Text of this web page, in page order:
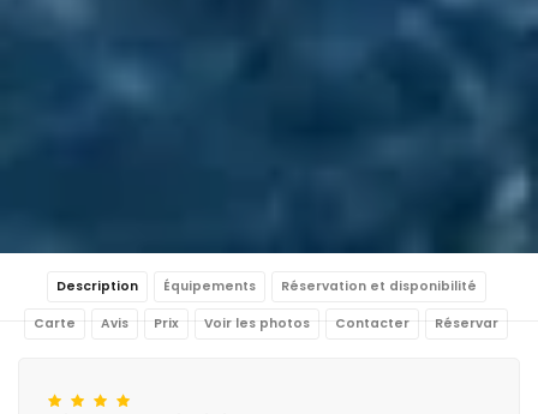
Description Équipements Réservation et disponibilité
Carte Avis Prix Voir les photos Contacter Réservar